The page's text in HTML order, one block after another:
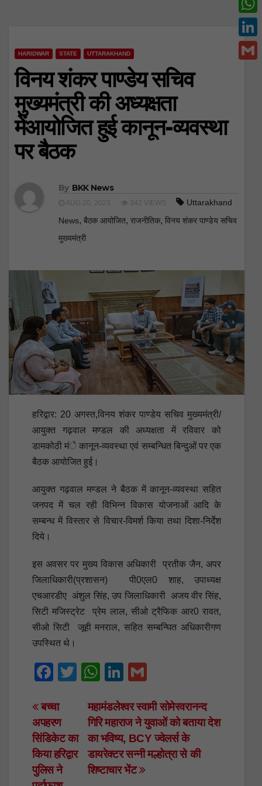
HARIDWAR STATE UTTARAKHAND
विनय शंकर पाण्डेय सचिव
मुख्यमंत्री की अध्यक्षता
मेंआयोजित हुई कानून-व्यवस्था
पर बैठक
By BKK News
AUG 20, 2023 342 VIEWS
Uttarakhand
News, बैठक आयोजित, राजनीतिक, विनय शंकर पाण्डेय सचिव
मुख्यमंत्री
हरिद्वार: 20 अगस्त,विनय शंकर पाण्डेय सचिव मुख्यमंत्री/
आयुक्त गढ़वाल मण्डल की अध्यक्षता में रविवार को
डामकोठी मंे कानून-व्यवस्था एवं सम्बन्धित बिन्दुओं पर एक
बैठक आयोजित हुई।
आयुक्त गढ़वाल मण्डल ने बैठक में कानून-व्यवस्था सहित
जनपद में चल रही विभिन्न विकास योजनाओं आदि के
सम्बन्ध में विस्तार से विचार-विमर्श किया तथा दिशा-निर्देश
दिये।
इस अवसर पर मुख्य विकास अधिकारी प्रतीक जैन, अपर
जिलाधिकारी(प्रशासन) पी0एल0 शाह, उपाध्यक्ष
एचआरडीए अंशुल सिंह, उप जिलाधिकारी अजय वीर सिंह,
सिटी मजिस्ट्रेट प्रेम लाल, सीओ ट्रैफिक आर0 रावत,
सीओ सिटी जूही मनराल, सहित सम्बन्घित अधिकारीगण
उपस्थित थे।
F
c
e
b
o
T
er
W
at
s
A
p
Li
k
e
dI
n
ail
Post
navigation
महामंडलेश्वर स्वामी सोमेस्वरानन्द
गिरि महाराज ने युवाओं को बताया देश
का भविष्य, BCY ज्वेलर्स के
डायरेक्टर सन्नी मल्होत्रा से की
शिष्टाचार भेंट
बच्चा
अपहरण
सिंडिकेट का
किया हरिद्वार
पुलिस ने
c
e
w
i
W
h
a
L